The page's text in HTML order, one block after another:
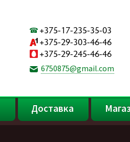
+375-17-235-35-03
+375-29-303-46-46
+375-29-245-46-46
6750875@gmail.com
Доставка